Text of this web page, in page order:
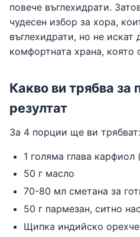
повече въглехидрати.
чудесен избор за хора,
въглехидрати, но не искат
комфортната храна, която
Какво ви трябва за
резултат
За 4 порции ще ви трябват:
1 голяма глава
50 г масло
70-80 мл сметана за
50 г пармезан, ситно
Щипка индийско орехче